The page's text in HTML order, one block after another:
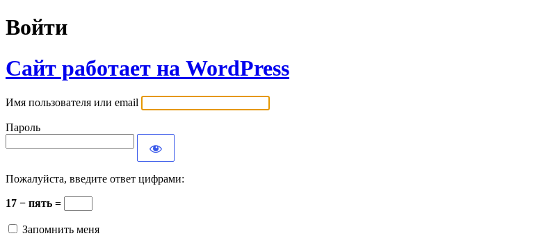
Войти
Сайт работает на WordPress
Имя пользователя или email
Пароль
Пожалуйста, введите ответ цифрами:
17 − пять =
Запомнить меня